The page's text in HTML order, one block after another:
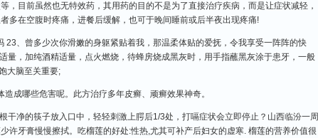
，目前虽然也无特效药，其用药的目的不是为了直接治疗疾病，而是让症状减轻，
多在空腹时疼痛，进餐后缓解，也可于晚间睡前或后半夜出现疼痛!
23、曾多少次你滑嫩的身躯紧贴着我，那温柔体贴的爱抚，令我享受一阵阵的快
量，加纯酒精适量，点火燃烧，待蜂房烧成黑灰时，用手指蘸黑灰涂于患牙，一般
大脑至关重要;
成哪些危害呢。此方治疗多年皮癣、顽癣效果神奇。
净的筷子放入口中，轻轻刺激上腭后1/3处，打嗝症状会立即停止？山西临汾一周
许牙膏慢慢擦拭。吃榴莲的好处:性热,尤其可补产后妇女的虚寒. 榴莲的营养价值很